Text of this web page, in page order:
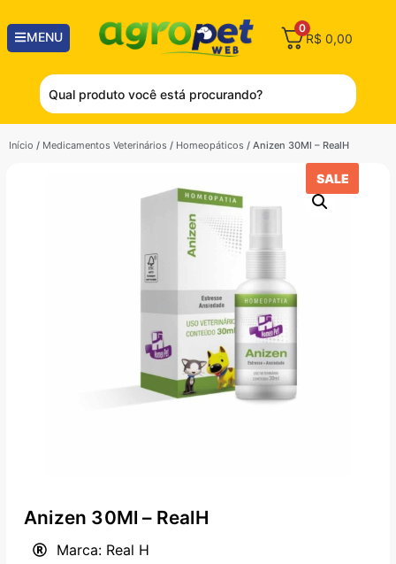
MENU
0
R$ 0,00
Início / Medicamentos Veterinários / Homeopáticos / Anizen 30Ml – RealH
SALE
Anizen 30Ml – RealH
Marca: Real H